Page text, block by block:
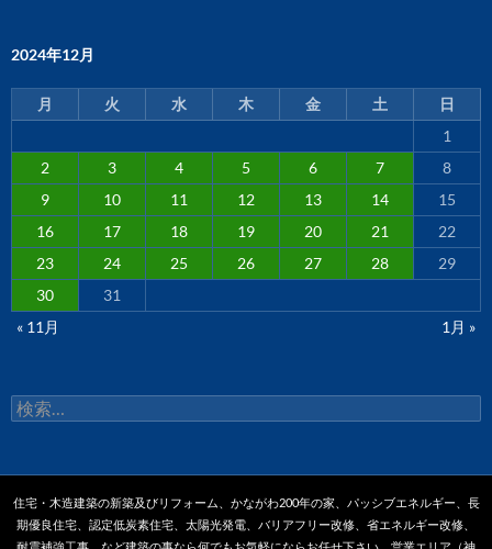
2024年12月
月 火 水 木 金 土
日
1
2
3 4 5 6 7
8
9
10 11 12 13 14
15
16
17 18 19 20 21
22
23
24 25 26 27 28
29
30
31
« 11月
1月 »
検
索:
住宅・木造建築の新築及びリフォーム、かながわ200年の家、パッシブエネルギー、長
期優良住宅、認定低炭素住宅、太陽光発電、バリアフリー改修、省エネルギー改修、
耐震補強工事、など建築の事なら何でもお気軽にならお任せ下さい。営業エリア（神